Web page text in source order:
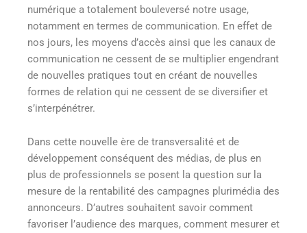
numérique a totalement bouleversé notre usage,
notamment en termes de communication. En effet de
nos jours, les moyens d’accès ainsi que les canaux de
communication ne cessent de se multiplier engendrant
de nouvelles pratiques tout en créant de nouvelles
formes de relation qui ne cessent de se diversifier et
s’interpénétrer.
Dans cette nouvelle ère de transversalité et de
développement conséquent des médias, de plus en
plus de professionnels se posent la question sur la
mesure de la rentabilité des campagnes plurimédia des
annonceurs. D’autres souhaitent savoir comment
favoriser l’audience des marques, comment mesurer et